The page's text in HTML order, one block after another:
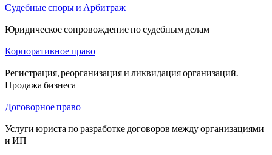
Судебные споры и Арбитраж
Юридическое сопровождение по судебным делам
Корпоративное право
Регистрация, реорганизация и ликвидация организаций.
Продажа бизнеса
Договорное право
Услуги юриста по разработке договоров между организациями
и ИП